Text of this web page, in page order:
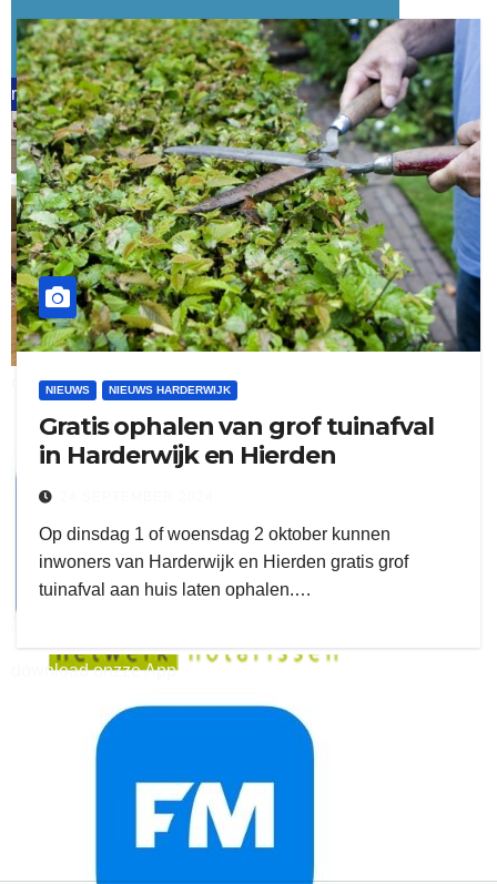
word vrijwilliger (1)
zielman
delangekortland
refreshed webdesign putten
ruitengaparket
download onzze App
NIEUWS NIEUWS HARDERWIJK
Gratis ophalen van grof tuinafval
in Harderwijk en Hierden
Op dinsdag 1 of woensdag 2 oktober kunnen
inwoners van Harderwijk en Hierden gratis grof
tuinafval aan huis laten ophalen.…